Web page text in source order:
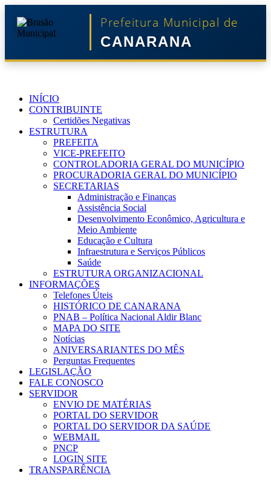
Prefeitura Municipal de
CANARANA
INÍCIO
CONTRIBUINTE
Certidões Negativas
ESTRUTURA
PREFEITA
VICE-PREFEITO
CONTROLADORIA GERAL DO MUNICÍPIO
PROCURADORIA GERAL DO MUNICÍPIO
SECRETARIAS
Administração e Finanças
Assistência Social
Desenvolvimento Econômico, Agricultura e
Meio Ambiente
Educação e Cultura
Infraestrutura e Serviços Públicos
Saúde
ESTRUTURA ORGANIZACIONAL
INFORMAÇÕES
Telefones Úteis
HISTÓRICO DE CANARANA
PNAB – Política Nacional Aldir Blanc
MAPA DO SITE
Notícias
ANIVERSARIANTES DO MÊS
Perguntas Frequentes
LEGISLAÇÃO
FALE CONOSCO
SERVIDOR
ENVIO DE MATÉRIAS
PORTAL DO SERVIDOR
PORTAL DO SERVIDOR DA SAÚDE
WEBMAIL
PNCP
LOGIN SITE
TRANSPARÊNCIA